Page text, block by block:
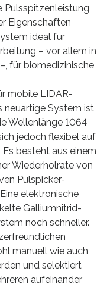
Pulsspitzenleistung
Eigenschaften
ideal für
– vor allem in
für biomedizinische
mobile LIDAR-
neuartige System ist
Wellenlänge 1064
jedoch flexibel auf
besteht aus einem
Wiederholrate von
Pulspicker-
elektronische
Galliumnitrid-
noch schneller.
manuell wie auch
und selektiert
aufeinander